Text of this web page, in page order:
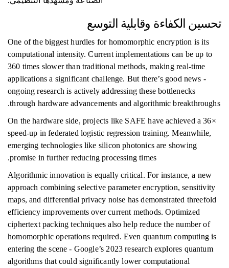
تحسين الكفاءة وقابلية التوسع
One of the biggest hurdles for homomorphic encryption is its
computational intensity. Current implementations can be up to
360 times slower than traditional methods, making real-time
applications a significant challenge. But there’s good news -
ongoing research is actively addressing these bottlenecks
through hardware advancements and algorithmic breakthroughs.
On the hardware side, projects like SAFE have achieved a 36×
speed-up in federated logistic regression training. Meanwhile,
emerging technologies like silicon photonics are showing
promise in further reducing processing times.
Algorithmic innovation is equally critical. For instance, a new
approach combining selective parameter encryption, sensitivity
maps, and differential privacy noise has demonstrated threefold
efficiency improvements over current methods. Optimized
ciphertext packing techniques also help reduce the number of
homomorphic operations required. Even quantum computing is
entering the scene - Google’s 2023 research explores quantum
algorithms that could significantly lower computational